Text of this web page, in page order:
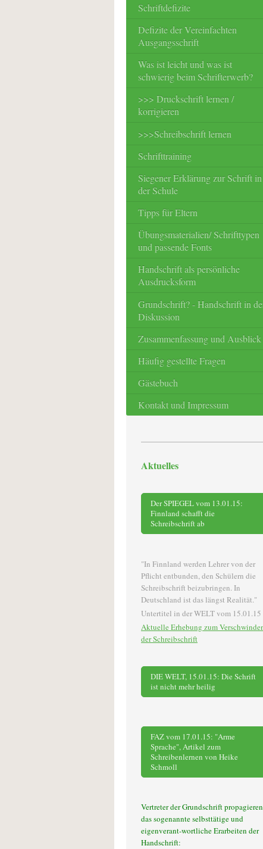
Schriftdefizite
Defizite der Vereinfachten
Ausgangsschrift
Was ist leicht und was ist
schwierig beim Schrifterwerb?
>>> Druckschrift lernen /
korrigieren
>>>Schreibschrift lernen
Schrifttraining
Siegener Erklärung zur Schrift in
der Schule
Tipps für Eltern
Übungsmaterialien/ Schrifttypen
und passende Fonts
Handschrift als persönliche
Ausdrucksform
Grundschrift? - Handschrift in
Diskussion
Zusammenfassung und Ausblick
Häufig gestellte Fragen
Gästebuch
Kontakt und Impressum
Aktuelles
Der SPIEGEL vom 13.01.15:
Finnland schafft die
Schreibschrift ab
"In Finnland werden Lehrer von der
Pflicht entbunden, den Schülern die
Schreibschrift beizubringen. In
Deutschland ist das längst Realität."
Untertitel in der WELT vom 15.01.15
Aktuelle Erhebung zum
der Schreibschrift
DIE WELT, 15.01.15: Die Schrift
ist nicht mehr heilig
FAZ vom 17.01.15: "Arme
Sprache", Artikel zum
Schreibenlernen von Heike
Schmoll
Vertreter der Grundschrift propagieren
das sogenannte selbsttätige und
eigenverant-wortliche Erarbeiten der
Handschrift: